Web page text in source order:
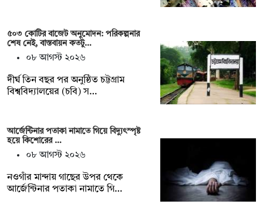
৫০৩ কোটির বাজেট অনুমোদন: পরিকল্পনার
শেষ নেই, বাস্তবায়ন কতটু…
০৮ আগস্ট ২০২৬
দীর্ঘ তিন বছর পর অনুষ্ঠিত চট্টগ্রাম
বিশ্ববিদ্যালয়ের (চবি) স…
আর্জেন্টিনার পতাকা নামাতে গিয়ে বিদ্যুৎস্পৃষ্ট
হয়ে কিশোরের …
০৮ আগস্ট ২০২৬
নওগাঁর মান্দায় গাছের উপর থেকে
আর্জেন্টিনার পতাকা নামাতে গি…